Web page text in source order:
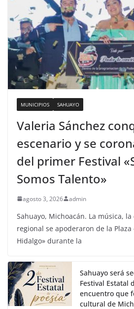
MUNICIPIOS SAHUAYO
Valeria Sánchez
escenario y se
del primer Festival
Somos Talento»
agosto 3, 2026 admin
Sahuayo, Michoacán. La música,
regional se apoderaron de la
Hidalgo» durante la
Sahuayo será
Festival Estatal
encuentro que
cultural de